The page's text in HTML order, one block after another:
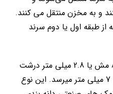
و به مخزن منتقل می کنند.
طبقه اول یا دوم سرند
نمک شیلاتی صنعتی معمولاً از 8 مش یا 2.8 میلی متر درشت
تر است. گاها تا 3 مش یا حتی 7 میلی متر میرسد. این نوع